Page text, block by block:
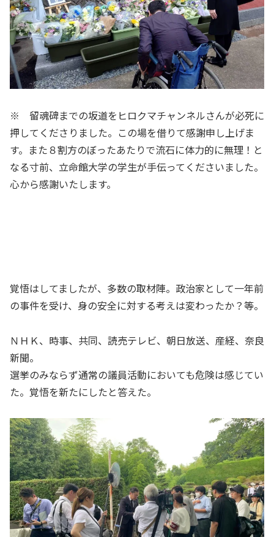
※ 留魂碑までの坂道をヒロクマチャンネルさんが必死に
押してくださりました。この場を借りて感謝申し上げま
す。また８割方のぼったあたりで流石に体力的に無理！と
なる寸前、立命館大学の学生が手伝ってくださいました。
心から感謝いたします。
覚悟はしてましたが、多数の取材陣。政治家として一年前
の事件を受け、身の安全に対する考えは変わったか？等。
ＮＨＫ、時事、共同、読売テレビ、朝日放送、産経、奈良
新聞。
選挙のみならず通常の議員活動においても危険は感じてい
た。覚悟を新たにしたと答えた。